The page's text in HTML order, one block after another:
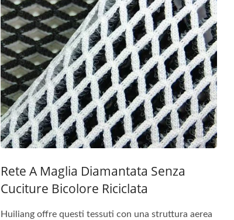
Rete A Maglia Diamantata Senza
Cuciture Bicolore Riciclata
Huiliang offre questi tessuti con una struttura aerea